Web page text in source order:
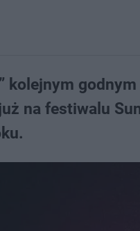
kolejnym
na festiwalu